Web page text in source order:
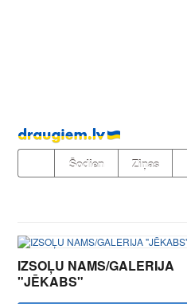
Pāriet
uz
saturu
Šodien Ziņas
IZSOĻU NAMS/GALERIJA
"JĒKABS"